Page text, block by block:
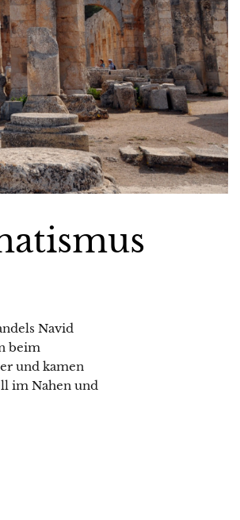
Navid
beim
und kamen
im Nahen und